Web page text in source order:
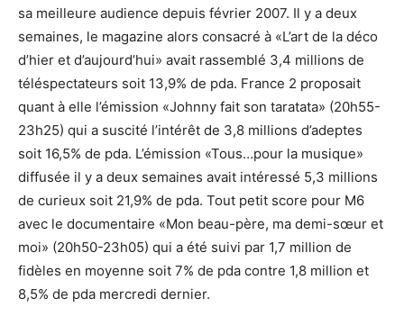
sa meilleure audience depuis février 2007. Il y a deux
semaines, le magazine alors consacré à «L’art de la déco
d’hier et d’aujourd’hui» avait rassemblé 3,4 millions de
téléspectateurs soit 13,9% de pda. France 2 proposait
quant à elle l’émission «Johnny fait son taratata» (20h55-
23h25) qui a suscité l’intérêt de 3,8 millions d’adeptes
soit 16,5% de pda. L’émission «Tous…pour la musique»
diffusée il y a deux semaines avait intéressé 5,3 millions
de curieux soit 21,9% de pda. Tout petit score pour M6
avec le documentaire «Mon beau-père, ma demi-sœur et
moi» (20h50-23h05) qui a été suivi par 1,7 million de
fidèles en moyenne soit 7% de pda contre 1,8 million et
8,5% de pda mercredi dernier.